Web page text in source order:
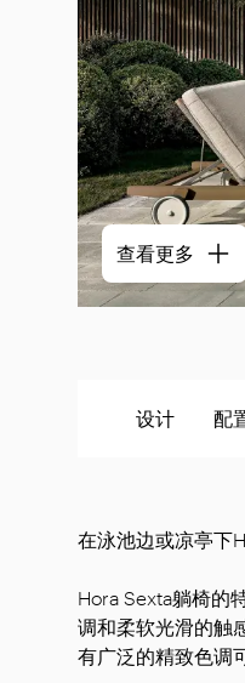
查看更多
设计 配
在泳池边或凉亭下
Hora Sexta躺椅的
调和柔软光滑的触
有广泛的精致色调